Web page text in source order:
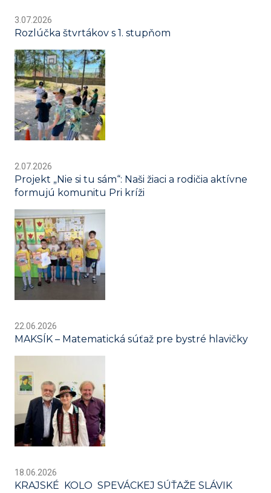
3.07.2026
Rozlúčka štvrtákov s 1. stupňom
2.07.2026
Projekt „Nie si tu sám“: Naši žiaci a rodičia aktívne
formujú komunitu Pri kríži
22.06.2026
MAKSÍK – Matematická súťaž pre bystré hlavičky
18.06.2026
KRAJSKÉ KOLO SPEVÁCKEJ SÚŤAŽE SLÁVIK